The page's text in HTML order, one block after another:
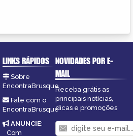
LINKS RÁPIDOS
Sobre
EncontraBrusque
Fale com o
EncontraBrusque
ANUNCIE:
Com
NOVIDADES POR E-
MAIL
Receba grátis as
principais notícias,
dicas e promoções